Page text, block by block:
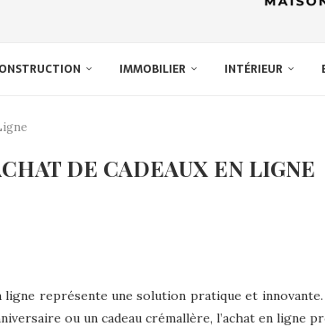
IMMOBILIER INTÉRIEUR
DE CADEAUX EN LIGNE
ligne représente une solution pratique et
ou un cadeau crémallère, l’achat en ligne